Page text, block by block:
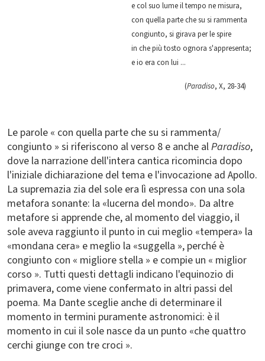
e col suo lume il tempo ne misura,
con quella parte che su si rammenta
congiunto, si girava per le spire
in che più tosto ognora s'appresenta;
e io era con lui ...
(Paradiso, X, 28-34)
Le parole « con quella parte che su si rammenta/
congiunto » si riferiscono al verso 8 e anche alParadiso,
dove la narrazione dell'intera cantica ricomincia dopo
l'iniziale dichiarazione del tema e l'invocazione ad Apollo.
La supremazia zia del sole era lì espressa con una sola
metafora sonante: la «lucerna del mondo». Da altre
metafore si apprende che, al momento del viaggio, il
sole aveva raggiunto il punto in cui meglio «tempera» la
«mondana cera» e meglio la «suggella », perché è
congiunto con « migliore stella » e compie un « miglior
corso ». Tutti questi dettagli indicano l'equinozio di
primavera, come viene confermato in altri passi del
poema. Ma Dante sceglie anche di determinare il
momento in termini puramente astronomici: è il
momento in cui il sole nasce da un punto «che quattro
cerchi giunge con tre croci ».